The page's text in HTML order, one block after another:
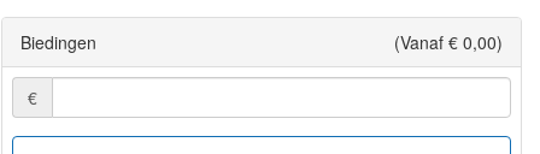
Biedingen (Vanaf € 0,00)
€